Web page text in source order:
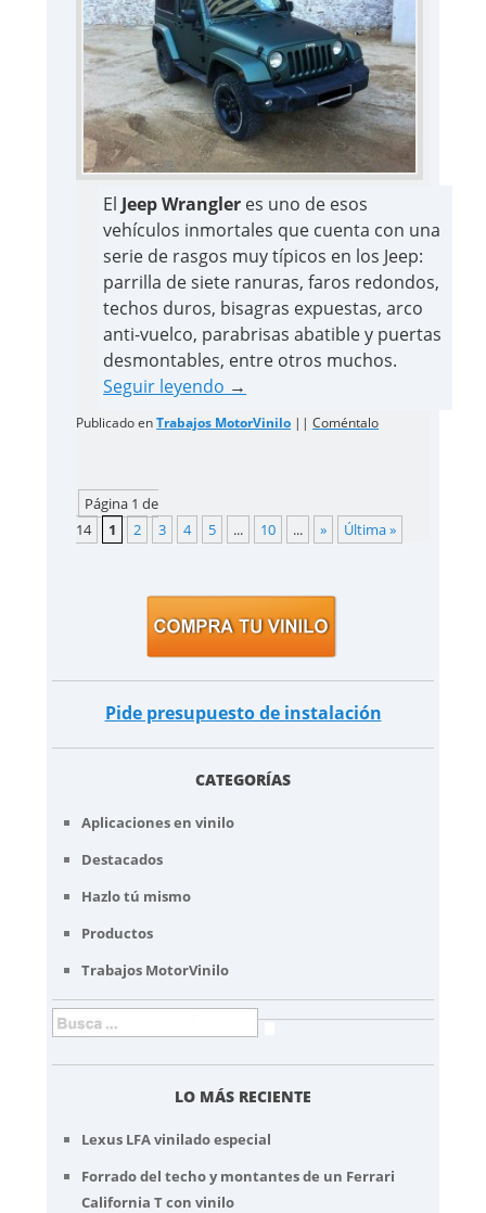
El Jeep Wrangler es uno de esos
vehículos inmortales que cuenta con una
serie de rasgos muy típicos en los Jeep:
parrilla de siete ranuras, faros redondos,
techos duros, bisagras expuestas, arco
anti-vuelco, parabrisas abatible y puertas
desmontables, entre otros muchos.
Seguir leyendo →
Publicado enTrabajos MotorVinilo ||Coméntalo
Página 1 de
14
1 2 3 4 5 ... 10 ... » Última »
Pide presupuesto de instalación
CATEGORÍAS
Aplicaciones en vinilo
Destacados
Hazlo tú mismo
Productos
Trabajos MotorVinilo
LO MÁS RECIENTE
Lexus LFA vinilado especial
Forrado del techo y montantes de un Ferrari
California T con vinilo